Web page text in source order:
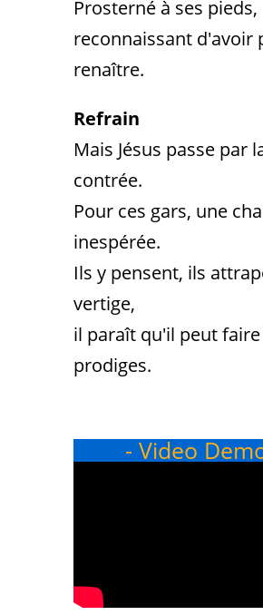
Prosterné à ses pieds,
reconnaissant d'avoir
renaître.
Refrain
Mais Jésus passe par
contrée.
Pour ces gars, une
inespérée.
Ils y pensent, ils
vertige,
il paraît qu'il peut faire
prodiges.
- Video